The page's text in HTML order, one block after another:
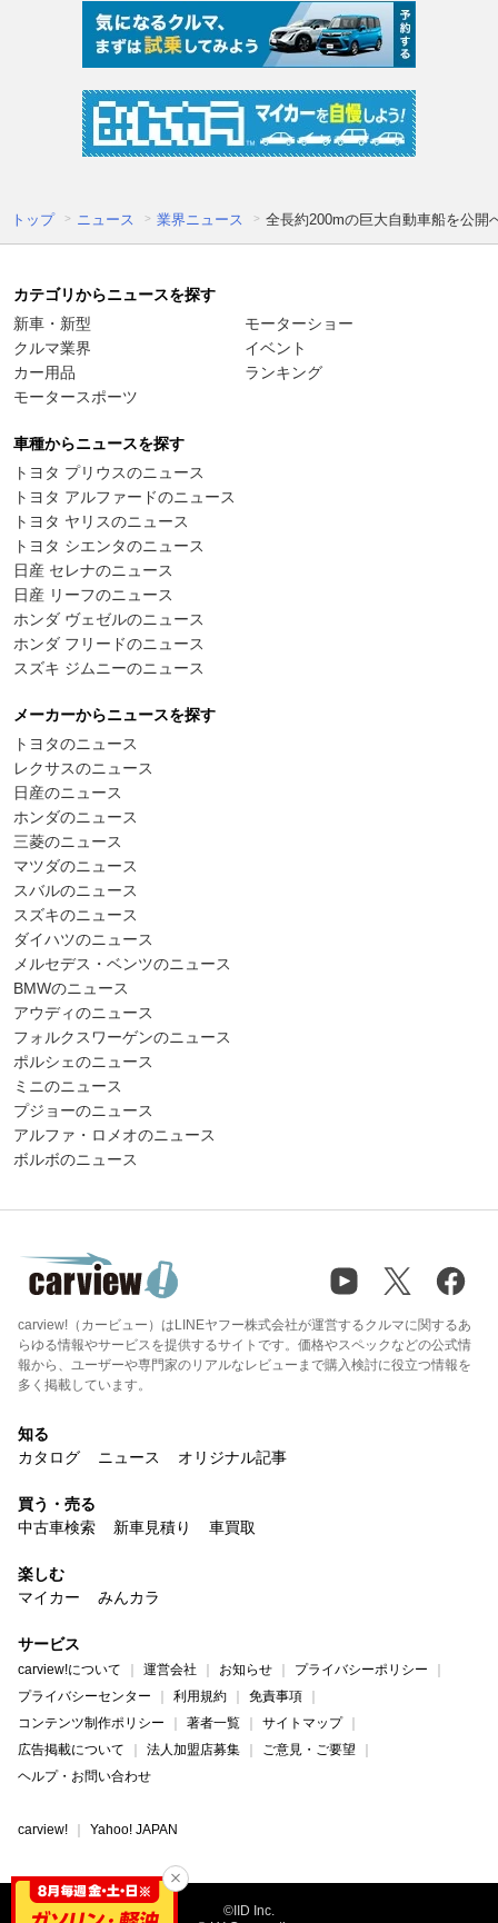
トップ ニュース 業界ニュース 全長約200mの巨大自動車船を公
カテゴリからニュースを探す
新車・新型
クルマ業界
カー用品
モータースポーツ
モーターショー
イベント
ランキング
車種からニュースを探す
トヨタ プリウスのニュース
トヨタ アルファードのニュース
トヨタ ヤリスのニュース
トヨタ シエンタのニュース
日産 セレナのニュース
日産 リーフのニュース
ホンダ ヴェゼルのニュース
ホンダ フリードのニュース
スズキ ジムニーのニュース
メーカーからニュースを探す
トヨタのニュース
レクサスのニュース
日産のニュース
ホンダのニュース
三菱のニュース
マツダのニュース
スバルのニュース
スズキのニュース
ダイハツのニュース
メルセデス・ベンツのニュース
BMWのニュース
アウディのニュース
フォルクスワーゲンのニュース
ポルシェのニュース
ミニのニュース
プジョーのニュース
アルファ・ロメオのニュース
ボルボのニュース
carview!（カービュー）はLINEヤフー株式会社が運営するクルマに関するあ
らゆる情報やサービスを提供するサイトです。価格やスペックなどの公式情
報から、ユーザーや専門家のリアルなレビューまで購入検討に役立つ情報を
多く掲載しています。
知る
カタログ
ニュース オリジナル記事
買う・売る
中古車検索
新車見積り 車買取
楽しむ
マイカー
みんカラ
サービス
carview!について 運営会社 お知らせ
プライバシーポリシー
プライバシーセンター
利用規約
免責事項
コンテンツ制作ポリシー
著者一覧
サイトマップ
広告掲載について
法人加盟店募集
ご意見・ご要望
ヘルプ・お問い合わせ
carview! Yahoo! JAPAN
©IID Inc.